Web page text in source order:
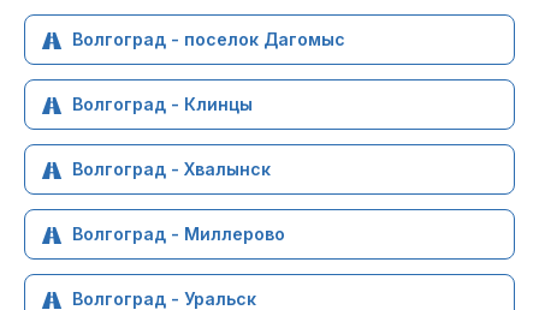
Волгоград - поселок Дагомыс
Волгоград - Клинцы
Волгоград - Хвалынск
Волгоград - Миллерово
Волгоград - Уральск